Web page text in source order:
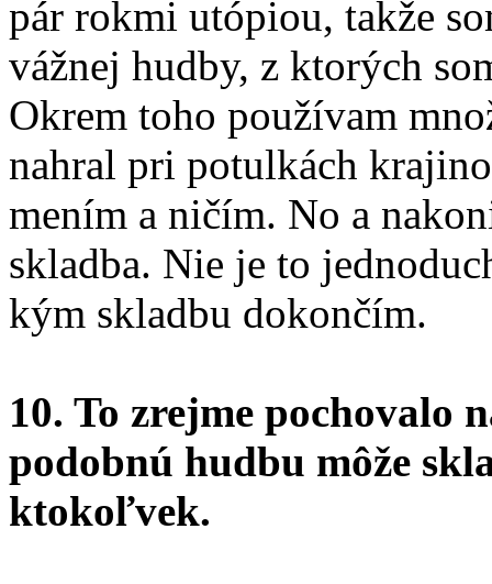
pár rokmi utópiou, takže
vážnej hudby, z ktorých
Okrem toho používam
nahral pri potulkách
mením a ničím. No a
skladba. Nie je to
kým skladbu dokončím.
10. To zrejme pochovalo
podobnú hudbu môže
ktokoľvek.